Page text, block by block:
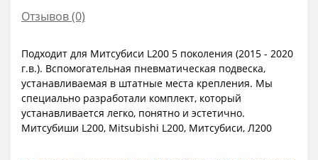
Отзывов (0)
Подходит для Митсубиси L200 5 поколения (2015 - 2020
г.в.). Вспомогательная пневматическая подвеска,
устанавливаемая в штатные места крепления. Мы
специально разработали комплект, который
устанавливается легко, понятно и эстетично.
Митсубиши L200, Mitsubishi L200, Митсубиси, Л200